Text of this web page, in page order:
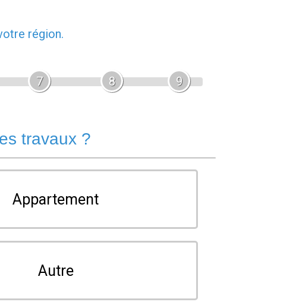
région.
7 8 9
travaux ?
Appartement
Autre